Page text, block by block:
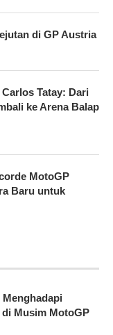
di GP Austria
Tatay: Dari
ke Arena Balap
MotoGP
Baru untuk
Musim MotoGP